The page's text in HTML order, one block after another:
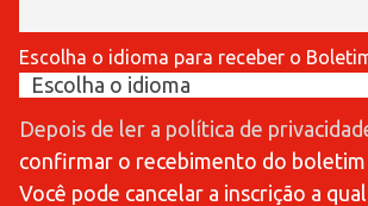
Escolha o idioma para receber o
Depois de ler a política de
confirmar o recebimento do boletim
Você pode cancelar a inscrição a